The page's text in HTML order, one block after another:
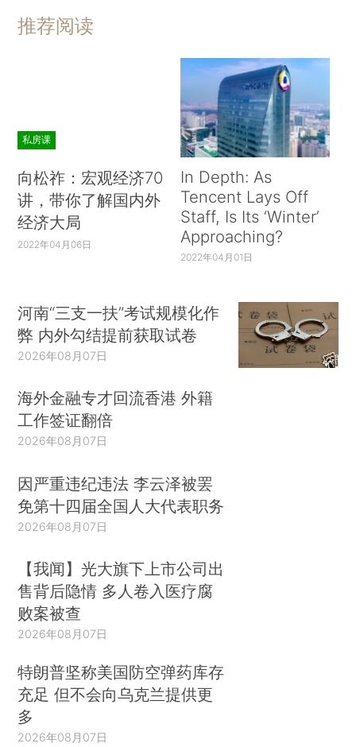
推荐阅读
私房课
向松祚：宏观经济70
讲，带你了解国内外
经济大局
2022年04月06日
In Depth: As
Tencent Lays Off
Staff, Is Its ‘Winter’
Approaching?
2022年04月01日
河南“三支一扶”考试规模化作
弊 内外勾结提前获取试卷
2026年08月07日
海外金融专才回流香港 外籍
工作签证翻倍
2026年08月07日
因严重违纪违法 李云泽被罢
免第十四届全国人大代表职务
2026年08月07日
【我闻】光大旗下上市公司出
售背后隐情 多人卷入医疗腐
败案被查
2026年08月07日
特朗普坚称美国防空弹药库存
充足 但不会向乌克兰提供更
多
2026年08月07日